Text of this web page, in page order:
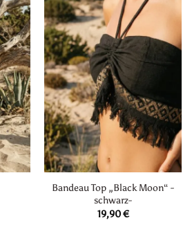
Bandeau Top „Black Moon“ -
schwarz-
19,90€